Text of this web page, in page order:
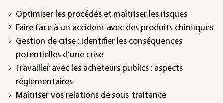
Optimiser les procédés et maîtriser les risques
Faire face à un accident avec des produits chimiques
Gestion de crise : identifier les conséquences
potentielles d’une crise
Travailler avec les acheteurs publics : aspects
réglementaires
Maîtriser vos relations de sous-traitance